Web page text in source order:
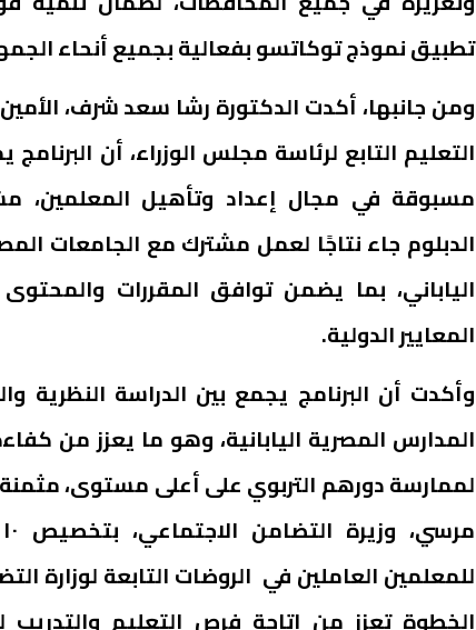
تطبيق نموذج توكاتسو بفعالية بجميع أنحاء
ومن جانبها، أكدت الدكتورة رشا سعد شرف،
التعليم التابع لرئاسة مجلس الوزراء، أن
مسبوقة في مجال إعداد وتأهيل المعلمين،
الدبلوم جاء نتاجًا لعمل مشترك مع الجامعات
الياباني، بما يضمن توافق المقررات
المعايير الدولية.
وأكدت أن البرنامج يجمع بين الدراسة النظرية
المدارس المصرية اليابانية، وهو ما يعزز من
لممارسة دورهم التربوي على أعلى مستوى، مثمنة
للمعلمين العاملين في الروضات التابعة لوزارة
الخطوة تعزز من إتاحة فرص التعليم والتدريب